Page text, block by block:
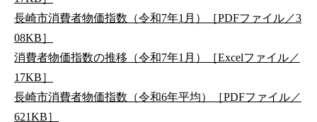
長崎市消費者物価指数（令和7年1月）［PDFファイル／3
08KB］
消費者物価指数の推移（令和7年1月）［Excelファイル／
17KB］
長崎市消費者物価指数（令和6年平均）［PDFファイル／
621KB］